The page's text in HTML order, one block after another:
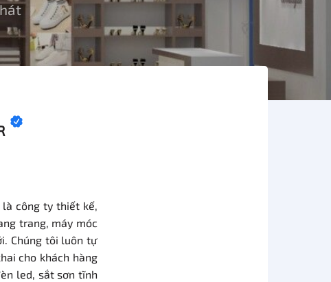
công ty thiết kế,
trang, máy móc
Chúng tôi luôn tự
cho khách hàng
led, sắt sơn tĩnh